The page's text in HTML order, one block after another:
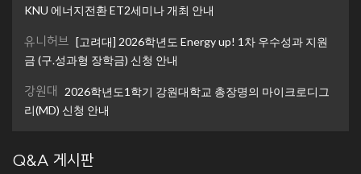
KNU 에너지전환 ET2세미나 개최 안내
유니허브 [고려대] 2026학년도 Energy up! 1차 우수성과 지원
금 (구.성과형 장학금) 신청 안내
강원대
2026학년도1학기 강원대학교 총장명의 마이크로디그
리(MD) 신청 안내
Q&A 게시판